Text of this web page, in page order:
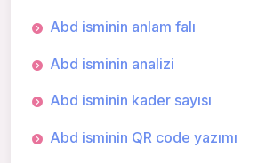
Abd isminin anlam falı
Abd isminin analizi
Abd isminin kader sayısı
Abd isminin QR code yazımı